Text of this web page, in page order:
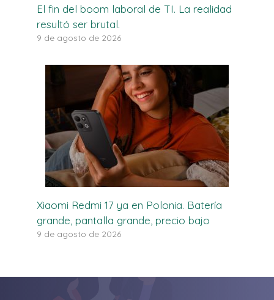
El fin del boom laboral de TI. La realidad
resultó ser brutal.
9 de agosto de 2026
Xiaomi Redmi 17 ya en Polonia. Batería
grande, pantalla grande, precio bajo
9 de agosto de 2026